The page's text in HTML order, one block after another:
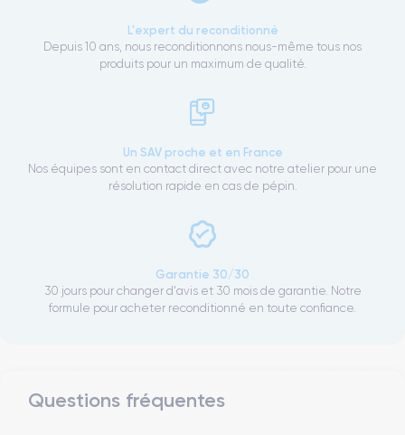
L'expert du reconditionné
Depuis 10 ans, nous reconditionnons nous-même tous nos
produits pour un maximum de qualité.
Un SAV proche et en France
Nos équipes sont en contact direct avec notre atelier pour une
résolution rapide en cas de pépin.
Garantie 30/30
30 jours pour changer d'avis et 30 mois de garantie. Notre
formule pour acheter reconditionné en toute confiance.
Questions fréquentes